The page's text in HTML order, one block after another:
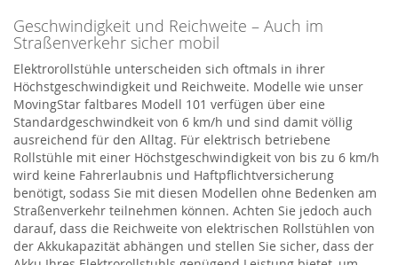
Geschwindigkeit und Reichweite – Auch im
Straßenverkehr sicher mobil
Elektrorollstühle unterscheiden sich oftmals in ihrer
Höchstgeschwindigkeit und Reichweite. Modelle wie unser
MovingStar faltbares Modell 101 verfügen über eine
Standardgeschwindkeit von 6 km/h und sind damit völlig
ausreichend für den Alltag. Für elektrisch betriebene
Rollstühle mit einer Höchstgeschwindigkeit von bis zu 6 km/h
wird keine Fahrerlaubnis und Haftpflichtversicherung
benötigt, sodass Sie mit diesen Modellen ohne Bedenken am
Straßenverkehr teilnehmen können. Achten Sie jedoch auch
darauf, dass die Reichweite von elektrischen Rollstühlen von
der Akkukapazität abhängen und stellen Sie sicher, dass der